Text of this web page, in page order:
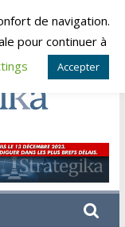
de navigation.
pour continuer à
Accepter